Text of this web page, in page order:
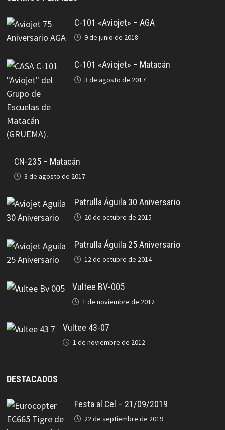
C-101 «Aviojet» – AGA
9 de junio de 2018
C-101 «Aviojet» – Matacán
3 de agosto de 2017
CN-235 – Matacán
3 de agosto de 2017
Patrulla Águila 30 Aniversario
20 de octubre de 2015
Patrulla Águila 25 Aniversario
12 de octubre de 2014
Vultee BV-005
1 de noviembre de 2012
Vultee 43-07
1 de noviembre de 2012
DESTACADOS
Festa al Cel – 21/09/2019
22 de septiembre de 2019